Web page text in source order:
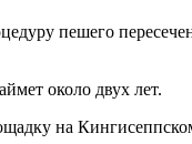
пешего
около двух лет.
на